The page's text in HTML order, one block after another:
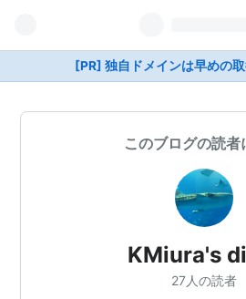
[PR] 独自ドメインは早めの
このブログの読者
KMiura's
27人の読者